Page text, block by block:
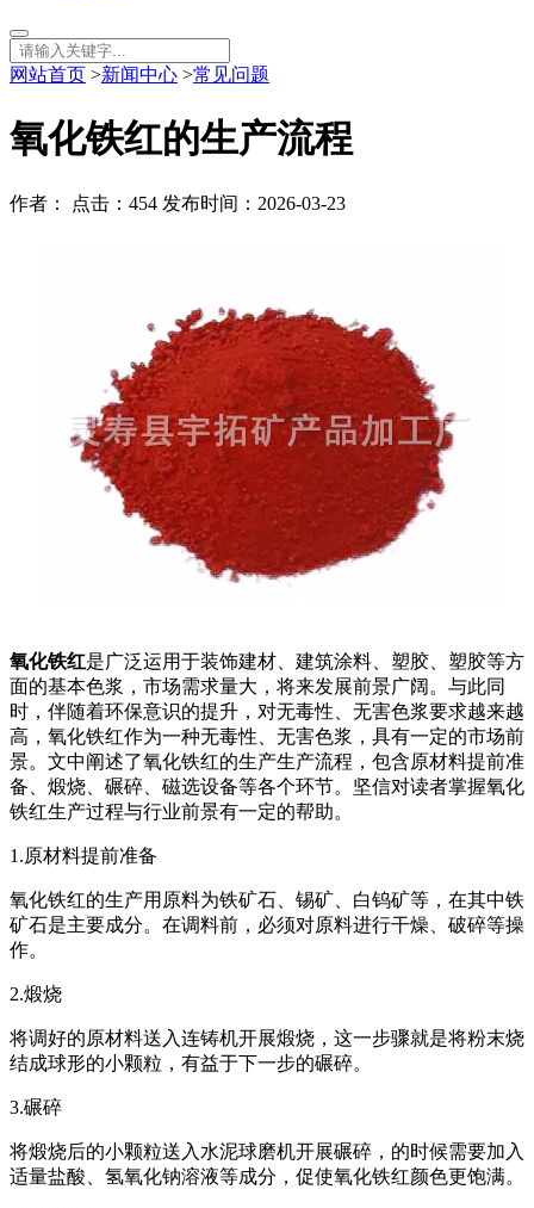
网站首页 >新闻中心 >常见问题
氧化铁红的生产流程
作者： 点击：454 发布时间：2026-03-23
氧化铁红是广泛运用于装饰建材、建筑涂料、塑胶、塑胶等方
面的基本色浆，市场需求量大，将来发展前景广阔。与此同
时，伴随着环保意识的提升，对无毒性、无害色浆要求越来越
高，氧化铁红作为一种无毒性、无害色浆，具有一定的市场前
景。文中阐述了氧化铁红的生产生产流程，包含原材料提前准
备、煅烧、碾碎、磁选设备等各个环节。坚信对读者掌握氧化
铁红生产过程与行业前景有一定的帮助。
1.原材料提前准备
氧化铁红的生产用原料为铁矿石、锡矿、白钨矿等，在其中铁
矿石是主要成分。在调料前，必须对原料进行干燥、破碎等操
作。
2.煅烧
将调好的原材料送入连铸机开展煅烧，这一步骤就是将粉末烧
结成球形的小颗粒，有益于下一步的碾碎。
3.碾碎
将煅烧后的小颗粒送入水泥球磨机开展碾碎，的时候需要加入
适量盐酸、氢氧化钠溶液等成分，促使氧化铁红颜色更饱满。